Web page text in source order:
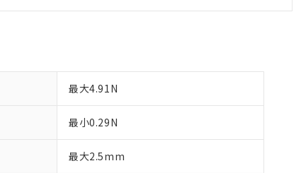
最大4.91N
最小0.29N
最大2.5mm